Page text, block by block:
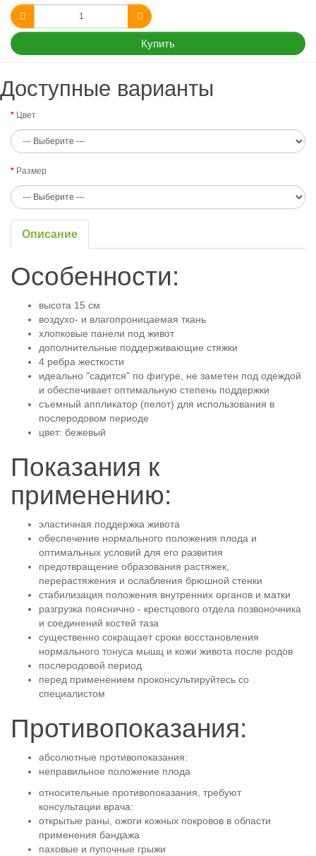
Купить
Доступные варианты
Цвет
Размер
Описание
Особенности:
высота 15 см
воздухо- и влагопроницаемая ткань
хлопковые панели под живот
дополнительные поддерживающие стяжки
4 ребра жесткости
идеально "садится" по фигуре, не заметен под одеждой
и обеспечивает оптимальную степень поддержки
съемный аппликатор (пелот) для использования в
послеродовом периоде
цвет: бежевый
Показания к
применению:
эластичная поддержка живота
обеспечение нормального положения плода и
оптимальных условий для его развития
предотвращение образования растяжек,
перерастяжения и ослабления брюшной стенки
стабилизация положения внутренних органов и матки
разгрузка пояснично - крестцового отдела позвоночника
и соединений костей таза
существенно сокращает сроки восстановления
нормального тонуса мышц и кожи живота после родов
послеродовой период
перед применением проконсультируйтесь со
специалистом
Противопоказания:
абсолютные противопоказания:
неправильное положение плода
относительные противопоказания, требуют
консультации врача:
открытые раны, ожоги кожных покровов в области
применения бандажа
паховые и пупочные грыжи